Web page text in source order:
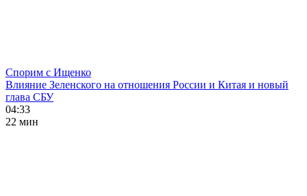
Спорим с Ищенко
Влияние Зеленского на отношения России и Китая и новый
глава СБУ
04:33
22 мин